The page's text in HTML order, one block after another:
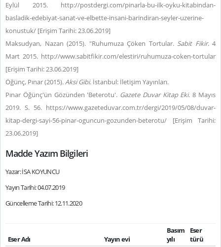
Eylül 2015. http://postdergi.com/pinarla-bu-ilk-oyku-kitabindan-
basladik-edebiyat-sanat-ve-elbette-insani-barindiran-seyler-uzerine-
konustuk/ [Erişim Tarihi: 23.06.2019]
Maksudyan, Nazan (2015). "Ruhumuza Çöken Tortular. Sabit Fikir. 4
Mart 2015. http://www.sabitfikir.com/elestiri/ruhumuza-coken-tortular
[Erişim Tarihi: 23.06.2019]
Öğünç, Pınar (2015).Aksi Gibi. İstanbul: İletişim Yayınları.
Pınar Öğünç'ün Gözünden 'Beterotu'. Gazete Duvar Kitap Eki. 8 Mayıs
2019. S. 56. https://www.gazeteduvar.com.tr/dergi/2019/05/08/duvar-
kitap-dergi-sayi-56-pinar-oguncun-gozunden-beterotu/ [Erişim Tarihi:
23.06.2019]
Madde Yazım Bilgileri
Yazar: İSA KOYUNCU
Yayın Tarihi: 04.07.2019
Güncelleme Tarihi: 12.11.2020
Eser Adı Yayın evi
Basım
yılı
Eser
türü